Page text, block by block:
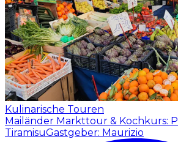
Kulinarische Touren
Mailänder Markttour & Kochkurs:
TiramisuGastgeber: Maurizio